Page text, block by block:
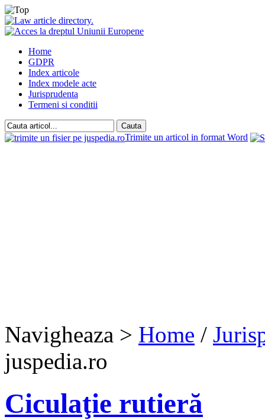
Home
GDPR
Index articole
Index modele acte
Jurisprudenta
Termeni si conditii
Trimite un articol in format Word
Navigheaza > Home /
juspedia.ro
Ciculaţie rutieră